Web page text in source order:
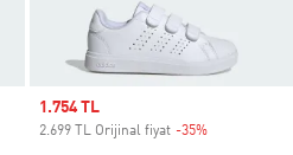
Sale price
1.754 TL
2.699 TL Orijinal fiyat -35%